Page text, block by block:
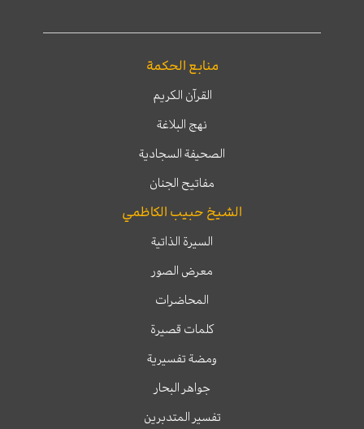
منابع الحكمة
القرآن الكريم
نهج البلاغة
الصحيفة السجادية
مفاتيح الجنان
الشيخ حبيب الكاظمي
السيرة الذاتية
معرض الصور
المحاضرات
كلمات قصيرة
ومضة تفسيرية
جواهر البحار
تفسير المتدبرين